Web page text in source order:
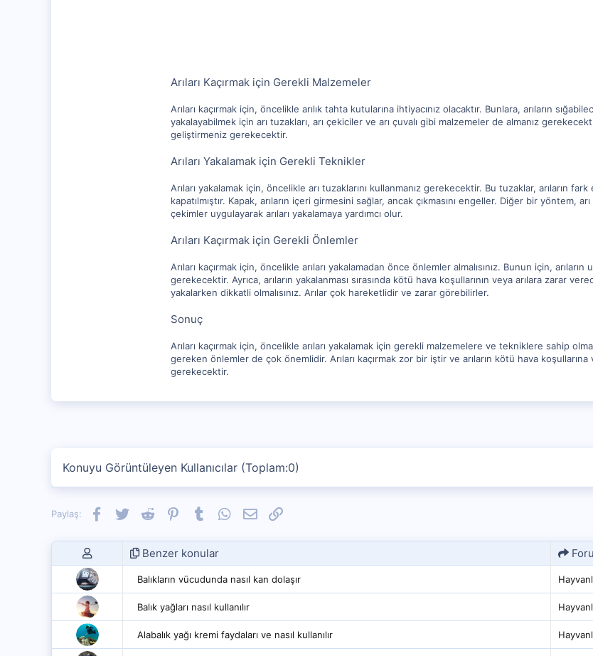
Arıları Kaçırmak için Gerekli Malzemeler
Arıları kaçırmak için, öncelikle arılık tahta kutularına ihtiyacınız olacaktır. Bunlara, arıların
yakalayabilmek için arı tuzakları, arı çekiciler ve arı çuvalı gibi malzemeler de almanız
geliştirmeniz gerekecektir.
Arıları Yakalamak için Gerekli Teknikler
Arıları yakalamak için, öncelikle arı tuzaklarını kullanmanız gerekecektir. Bu tuzaklar, arıların
kapatılmıştır. Kapak, arıların içeri girmesini sağlar, ancak çıkmasını engeller. Diğer bir yöntem,
çekimler uygulayarak arıları yakalamaya yardımcı olur.
Arıları Kaçırmak için Gerekli Önlemler
Arıları kaçırmak için, öncelikle arıları yakalamadan önce önlemler almalısınız. Bunun için, arıların
gerekecektir. Ayrıca, arıların yakalanması sırasında kötü hava koşullarının veya arılara zarar
yakalarken dikkatli olmalısınız. Arılar çok hareketlidir ve zarar görebilirler.
Sonuç
Arıları kaçırmak için, öncelikle arıları yakalamak için gerekli malzemelere ve tekniklere sahip
gereken önlemler de çok önemlidir. Arıları kaçırmak zor bir iştir ve arıların kötü hava
gerekecektir.
Konuyu Görüntüleyen Kullanıcılar (Toplam:0)
Paylaş: Facebook
TwitterReddit PinterestTumblrWhatsApp
E-postaLink
Benzer konular
Balıkların vücudunda nasıl kan dolaşır
Balık yağları nasıl kullanılır
Alabalık yağı kremi faydaları ve nasıl kullanılır